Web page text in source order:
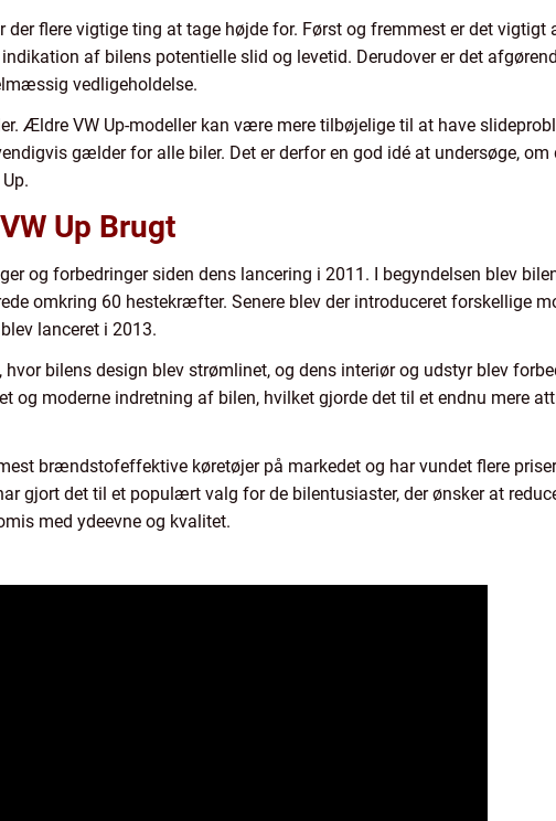
der flere vigtige ting at tage højde for. Først og fremmest er det
af bilens potentielle slid og levetid. Derudover er det
vedligeholdelse.
Ældre VW Up-modeller kan være mere tilbøjelige til at have
gælder for alle biler. Det er derfor en god idé at undersøge, om
Up Brugt
og forbedringer siden dens lancering i 2011. I begyndelsen blev
omkring 60 hestekræfter. Senere blev der introduceret forskellige
lanceret i 2013.
bilens design blev strømlinet, og dens interiør og udstyr blev
og moderne indretning af bilen, hvilket gjorde det til et endnu mere
brændstofeffektive køretøjer på markedet og har vundet flere
gjort det til et populært valg for de bilentusiaster, der ønsker at
med ydeevne og kvalitet.